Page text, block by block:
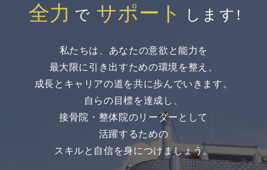
全力 で サポート します!
私たちは、あなたの意欲と能力を
最大限に引き出すための環境を整え、
成長とキャリアの道を共に歩んでいきます。
自らの目標を達成し、
接骨院・整体院のリーダーとして
活躍するための
スキルと自信を身につけましょう。